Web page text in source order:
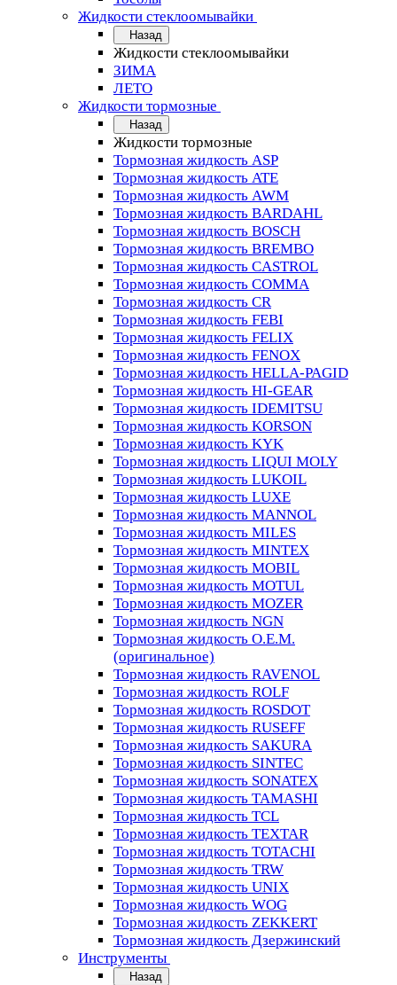
Жидкости стеклоомывайки
Назад
Жидкости стеклоомывайки
ЗИМА
ЛЕТО
Жидкости тормозные
Назад
Жидкости тормозные
Тормозная жидкость ASP
Тормозная жидкость ATE
Тормозная жидкость AWM
Тормозная жидкость BARDAHL
Тормозная жидкость BOSCH
Тормозная жидкость BREMBO
Тормозная жидкость CASTROL
Тормозная жидкость COMMA
Тормозная жидкость CR
Тормозная жидкость FEBI
Тормозная жидкость FELIX
Тормозная жидкость FENOX
Тормозная жидкость HELLA-PAGID
Тормозная жидкость HI-GEAR
Тормозная жидкость IDEMITSU
Тормозная жидкость KORSON
Тормозная жидкость KYK
Тормозная жидкость LIQUI MOLY
Тормозная жидкость LUKOIL
Тормозная жидкость LUXE
Тормозная жидкость MANNOL
Тормозная жидкость MILES
Тормозная жидкость MINTEX
Тормозная жидкость MOBIL
Тормозная жидкость MOTUL
Тормозная жидкость MOZER
Тормозная жидкость NGN
Тормозная жидкость O.E.M.
(оригинальное)
Тормозная жидкость RAVENOL
Тормозная жидкость ROLF
Тормозная жидкость ROSDOT
Тормозная жидкость RUSEFF
Тормозная жидкость SAKURA
Тормозная жидкость SINTEC
Тормозная жидкость SONATEX
Тормозная жидкость TAMASHI
Тормозная жидкость TCL
Тормозная жидкость TEXTAR
Тормозная жидкость TOTACHI
Тормозная жидкость TRW
Тормозная жидкость UNIX
Тормозная жидкость WOG
Тормозная жидкость ZEKKERT
Тормозная жидкость Дзержинский
Инструменты
Назад